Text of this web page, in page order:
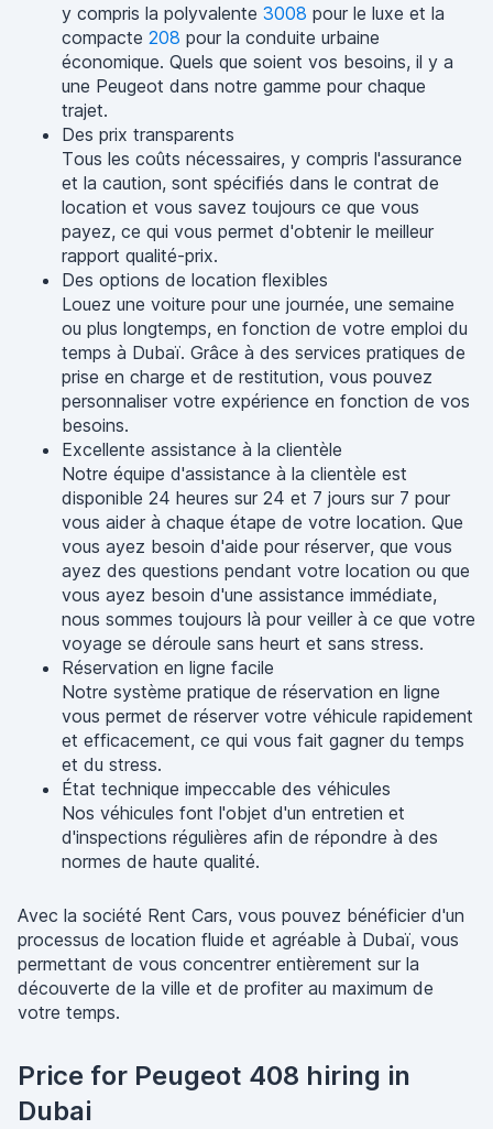
y compris la polyvalente 3008 pour le luxe et la
compacte 208 pour la conduite urbaine
économique. Quels que soient vos besoins, il y a
une Peugeot dans notre gamme pour chaque
trajet.
Des prix transparents
Tous les coûts nécessaires, y compris l'assurance
et la caution, sont spécifiés dans le contrat de
location et vous savez toujours ce que vous
payez, ce qui vous permet d'obtenir le meilleur
rapport qualité-prix.
Des options de location flexibles
Louez une voiture pour une journée, une semaine
ou plus longtemps, en fonction de votre emploi du
temps à Dubaï. Grâce à des services pratiques de
prise en charge et de restitution, vous pouvez
personnaliser votre expérience en fonction de vos
besoins.
Excellente assistance à la clientèle
Notre équipe d'assistance à la clientèle est
disponible 24 heures sur 24 et 7 jours sur 7 pour
vous aider à chaque étape de votre location. Que
vous ayez besoin d'aide pour réserver, que vous
ayez des questions pendant votre location ou que
vous ayez besoin d'une assistance immédiate,
nous sommes toujours là pour veiller à ce que votre
voyage se déroule sans heurt et sans stress.
Réservation en ligne facile
Notre système pratique de réservation en ligne
vous permet de réserver votre véhicule rapidement
et efficacement, ce qui vous fait gagner du temps
et du stress.
État technique impeccable des véhicules
Nos véhicules font l'objet d'un entretien et
d'inspections régulières afin de répondre à des
normes de haute qualité.
Avec la société Rent Cars, vous pouvez bénéficier d'un
processus de location fluide et agréable à Dubaï, vous
permettant de vous concentrer entièrement sur la
découverte de la ville et de profiter au maximum de
votre temps.
Price for Peugeot 408 hiring in
Dubai